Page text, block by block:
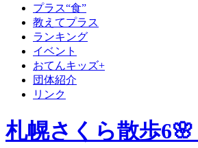
プラス“食”
教えてプラス
ランキング
イベント
おてんキッズ+
団体紹介
リンク
札幌さくら散歩